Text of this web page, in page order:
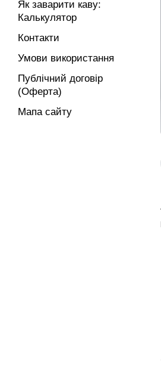
Як заварити каву:
Калькулятор
Контакти
Умови використання
Публічний договір
(Оферта)
Мапа сайту